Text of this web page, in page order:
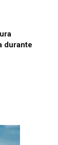
durante